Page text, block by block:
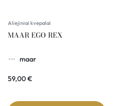
Aliejiniai kvepalai
MAAR EGO REX
maar
59,00€